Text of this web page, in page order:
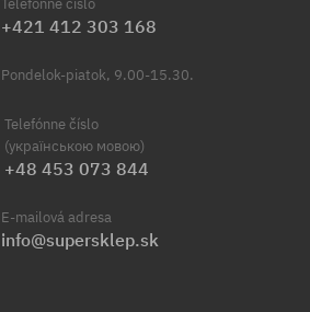
Telefónne číslo
+421 412 303 168
Pondelok-piatok, 9.00-15.30.
Telefónne číslo
(українською мовою)
+48 453 073 844
E-mailová adresa
info@supersklep.sk